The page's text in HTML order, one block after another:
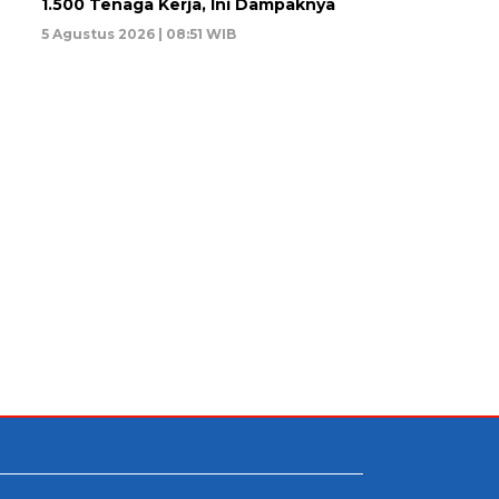
1.500 Tenaga Kerja, Ini Dampaknya
5 Agustus 2026 | 08:51 WIB